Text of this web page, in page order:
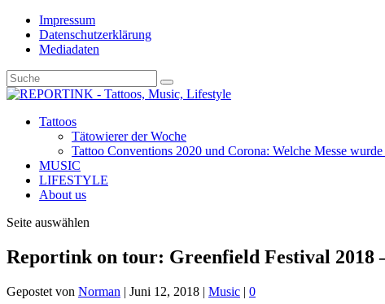
Impressum
Datenschutzerklärung
Mediadaten
Tattoos
Tätowierer der Woche
Tattoo Conventions 2020 und Corona: Welche Messe
MUSIC
LIFESTYLE
About us
Seite auswählen
Reportink on tour: Greenfield Festival 2018
Gepostet von Norman | Juni 12, 2018 | Music | 0